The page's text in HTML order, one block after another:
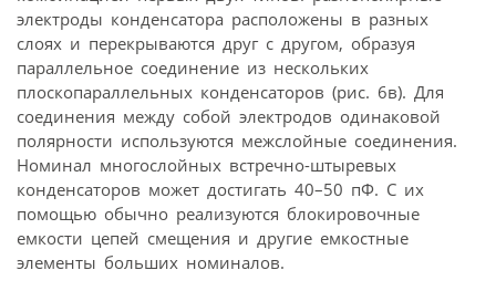
электроды конденсатора расположены в разных
слоях и перекрываются друг с другом, образуя
параллельное соединение из нескольких
плоскопараллельных конденсаторов (рис. 6в). Для
соединения между собой электродов одинаковой
полярности используются межслойные соединения.
Номинал многослойных встречно-штыревых
конденсаторов может достигать 40–50 пФ. С их
помощью обычно реализуются блокировочные
емкости цепей смещения и другие емкостные
элементы больших номиналов.